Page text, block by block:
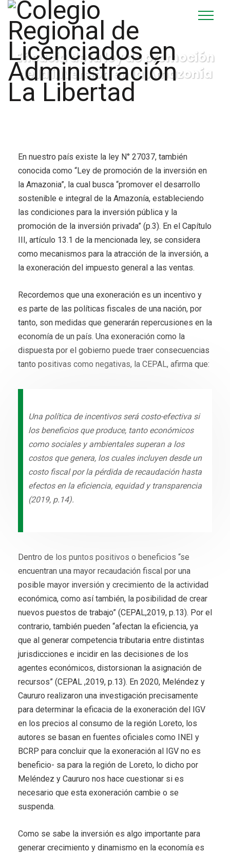
Eficacia de la ley de promoción
de la inversión en la Amazonía
En nuestro país existe la ley N° 27037, también
conocida como “Ley de promoción de la inversión en
la Amazonia”, la cual busca “promover el desarrollo
sostenible e integral de la Amazonía, estableciendo
las condiciones para la inversión pública y la
promoción de la inversión privada” (p.3). En el Capítulo
III, artículo 13.1 de la mencionada ley, se considera
como mecanismos para la atracción de la inversión, a
la exoneración del impuesto general a las ventas.
Recordemos que una exoneración es un incentivo y
es parte de las políticas fiscales de una nación, por
tanto, son medidas que generarán repercusiones en la
economía de un país. Una exoneración como la
dispuesta por el gobierno puede traer consecuencias
tanto positivas como negativas, la CEPAL, afirma que:
Una política de incentivos será costo-efectiva si
los beneficios que produce, tanto económicos
como sociales y ambientales superan a los
costos que genera, los cuales incluyen desde un
costo fiscal por la pérdida de recaudación hasta
efectos en la eficiencia, equidad y transparencia
(2019, p.14).
Dentro de los puntos positivos o beneficios “se
encuentran una mayor recaudación fiscal por una
posible mayor inversión y crecimiento de la actividad
económica, como así también, la posibilidad de crear
nuevos puestos de trabajo” (CEPAL,2019, p.13). Por el
contrario, también pueden “afectan la eficiencia, ya
que al generar competencia tributaria entre distintas
jurisdicciones e incidir en las decisiones de los
agentes económicos, distorsionan la asignación de
recursos” (CEPAL ,2019, p.13). En 2020, Meléndez y
Caururo realizaron una investigación precisamente
para determinar la eficacia de la exoneración del IGV
en los precios al consumo de la región Loreto, los
autores se basan en fuentes oficiales como INEI y
BCRP para concluir que la exoneración al IGV no es
beneficio- sa para la región de Loreto, lo dicho por
Meléndez y Caururo nos hace cuestionar si es
necesario que esta exoneración cambie o se
suspenda.
Como se sabe la inversión es algo importante para
generar crecimiento y dinamismo en la economía es